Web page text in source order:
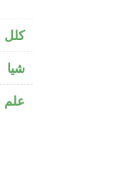
كلل
شيا
علم